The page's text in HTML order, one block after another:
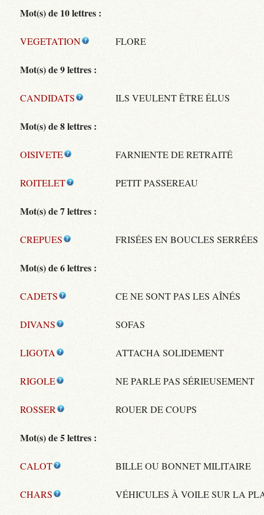
Mot(s) de 10 lettres :
VEGETATION FLORE
Mot(s) de 9 lettres :
CANDIDATS ILS VEULENT ÊTRE ÉLUS
Mot(s) de 8 lettres :
OISIVETE FARNIENTE DE RETRAITÉ
ROITELET PETIT PASSEREAU
Mot(s) de 7 lettres :
CREPUES FRISÉES EN BOUCLES SERRÉES
Mot(s) de 6 lettres :
CADETS CE NE SONT PAS LES AÎNÉS
DIVANS SOFAS
LIGOTA ATTACHA SOLIDEMENT
RIGOLE NE PARLE PAS SÉRIEUSEMENT
ROSSER ROUER DE COUPS
Mot(s) de 5 lettres :
CALOT BILLE OU BONNET MILITAIRE
CHARS VÉHICULES À VOILE SUR LA